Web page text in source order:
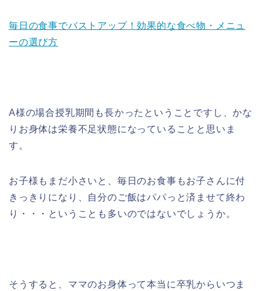
毎日の食事でバストアップ！効果的な食べ物・メニュ
ーの選び方
A様の場合授乳期間も長かったということですし、かな
りお身体は栄養不足状態になっていることと思いま
す。
お子様もまだ小さいと、毎日のお食事もお子さんに付
きっきりになり、自分のご飯はパパっと済ませて終わ
り・・・ということも多いのではないでしょうか。
そうすると、ママのお身体って本当に卒乳からいつま